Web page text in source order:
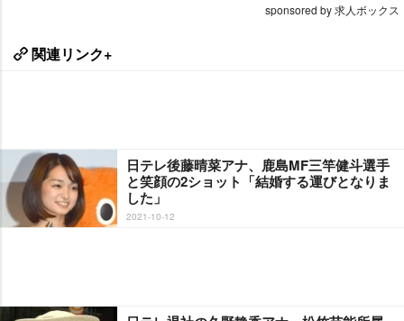
sponsored by 求人ボックス
関連リンク+
日テレ後藤晴菜アナ、鹿島MF三竿健斗選手
と笑顔の2ショット「結婚する運びとなりま
した」
2021-10-12